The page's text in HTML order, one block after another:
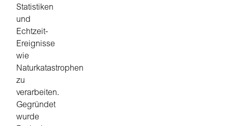
Statistiken
und
Echtzeit-
Ereignisse
wie
Naturkatastrophen
zu
verarbeiten.
Gegründet
wurde